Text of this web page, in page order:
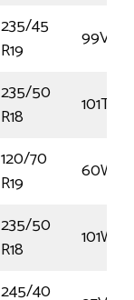
235/45
R19
99V
235/50
R18
101T
120/70
R19
60W
235/50
R18
101W
245/40